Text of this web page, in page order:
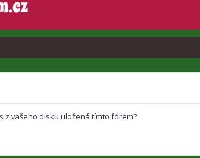
z vašeho disku uložená tímto fórem?